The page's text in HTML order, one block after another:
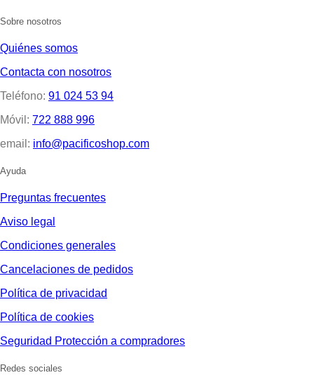
Sobre nosotros
Quiénes somos
Contacta con nosotros
Teléfono: 91 024 53 94
Móvil: 722 888 996
email: info@pacificoshop.com
Ayuda
Preguntas frecuentes
Aviso legal
Condiciones generales
Cancelaciones de pedidos
Política de privacidad
Política de cookies
Seguridad Protección a compradores
Redes sociales